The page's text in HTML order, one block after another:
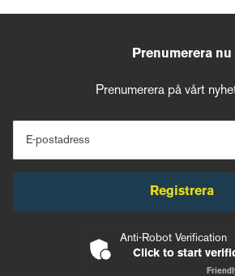
Prenumerera nu
Prenumerera på vårt
E-postadress
Registrera
Anti-Robot Verification
Click to start